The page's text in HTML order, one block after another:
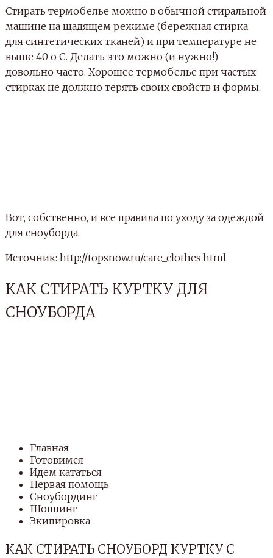
Стирать термобелье можно в обычной стиральной
машине на щадящем режиме (бережная стирка
для синтетических тканей) и при температуре не
выше 40 о С. Делать это можно (и нужно!)
довольно часто. Хорошее термобелье при частых
стирках не должно терять своих свойств и формы.
Вот, собственно, и все правила по уходу за одеждой
для сноуборда.
Источник: http://topsnow.ru/care_clothes.html
КАК СТИРАТЬ КУРТКУ ДЛЯ
СНОУБОРДА
Главная
Готовимся
Идем кататься
Первая помощь
Сноубординг
Шоппинг
Экипировка
КАК СТИРАТЬ СНОУБОРД КУРТКУ С